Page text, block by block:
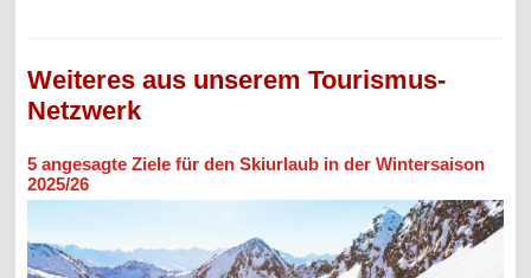
Weiteres aus unserem Tourismus-
Netzwerk
5 angesagte Ziele für den Skiurlaub in der Wintersaison
2025/26